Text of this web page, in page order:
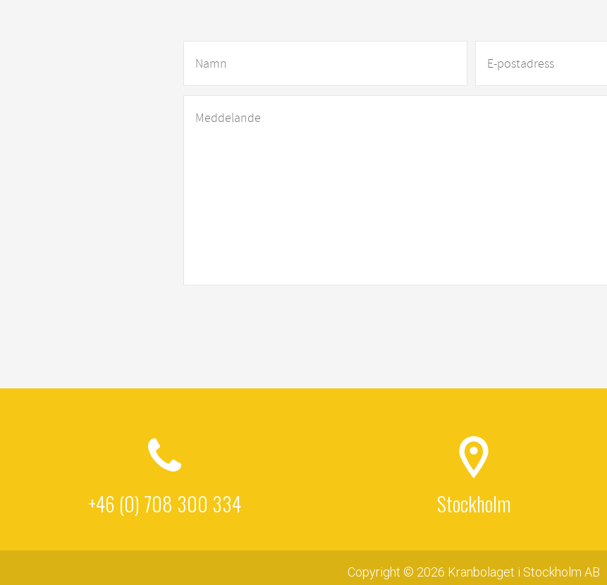
+46 (0) 708 300 334 Stockholm
Copyright © 2026 Kranbolaget i Stockholm AB